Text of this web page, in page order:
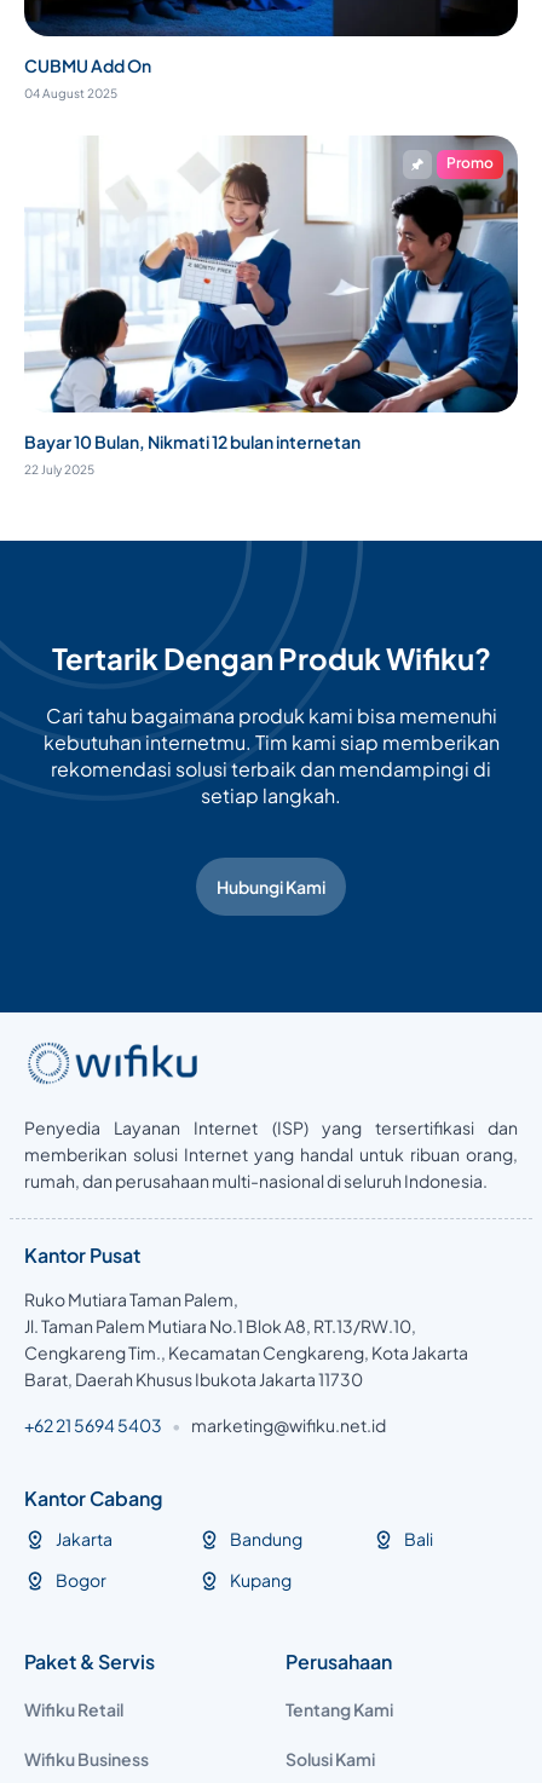
CUBMU Add On
04 August 2025
Promo
Bayar 10 Bulan, Nikmati 12 bulan internetan
22 July 2025
Tertarik Dengan Produk Wifiku?
Cari tahu bagaimana produk kami bisa memenuhi
kebutuhan internetmu. Tim kami siap memberikan
rekomendasi solusi terbaik dan mendampingi di
setiap langkah.
Hubungi Kami
Penyedia Layanan Internet (ISP) yang tersertifikasi dan
memberikan solusi Internet yang handal untuk ribuan orang,
rumah, dan perusahaan multi-nasional di seluruh Indonesia.
Kantor Pusat
Ruko Mutiara Taman Palem,
Jl. Taman Palem Mutiara No.1 Blok A8, RT.13/RW.10,
Cengkareng Tim., Kecamatan Cengkareng, Kota Jakarta
Barat, Daerah Khusus Ibukota Jakarta 11730
+62 21 5694 5403 • marketing@wifiku.net.id
Kantor Cabang
Jakarta
Bogor
Bandung
Kupang
Bali
Paket & Servis
Wifiku Retail
Wifiku Business
Perusahaan
Tentang Kami
Solusi Kami